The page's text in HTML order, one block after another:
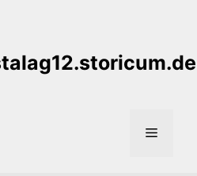
Menu